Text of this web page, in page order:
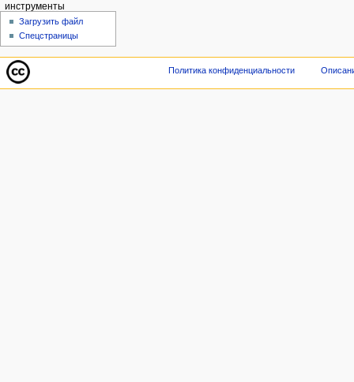
инструменты
Загрузить файл
Спецстраницы
Политика конфиденциальности